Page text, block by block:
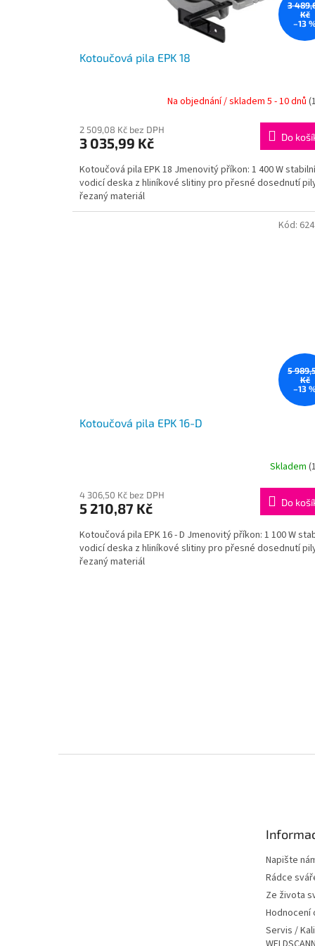
3
Kč
–13
Kotoučová pila EPK 18
Na objednání / skladem 5 - 10 dnů
2 509,08 Kč bez DPH
3 035,99 Kč Do
Kotoučová pila EPK 18 Jmenovitý příkon: 1 400 W stabilní
vodicí deska z hliníkové slitiny pro přesné dosednutí
řezaný materiál
5
Kč
–13
Kotoučová pila EPK 16-D
Skladem
4 306,50 Kč bez DPH
5 210,87 Kč Do
Kotoučová pila EPK 16 - D Jmenovitý příkon: 1 100 W
vodicí deska z hliníkové slitiny pro přesné dosednutí
řezaný materiál
Kód:
Napište
Rádce
Ze života
Hodnocení
Servis /